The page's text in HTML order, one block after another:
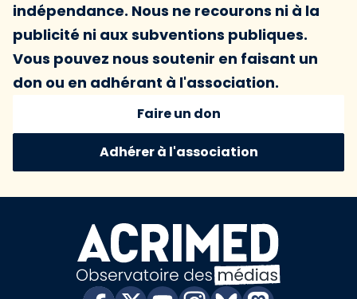
indépendance. Nous ne recourons ni à la
publicité ni aux subventions publiques.
Vous pouvez nous soutenir en faisant un
don ou en adhérant à l'association.
Faire un don
Adhérer à l'association